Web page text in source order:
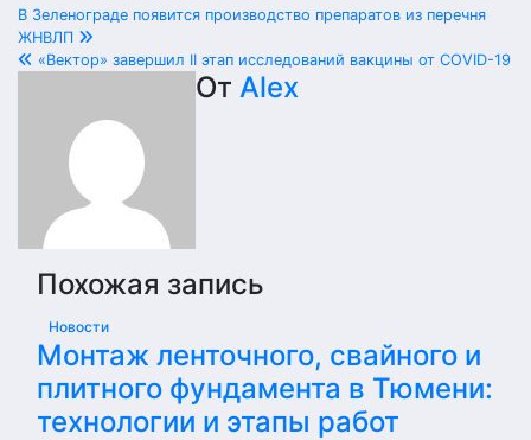
Навигация
по
записям
В Зеленограде появится производство препаратов из перечня
ЖНВЛП
«Вектор» завершил II этап исследований вакцины от COVID-19
От Alex
Похожая запись
Новости
Монтаж ленточного, свайного и
плитного фундамента в Тюмени:
технологии и этапы работ